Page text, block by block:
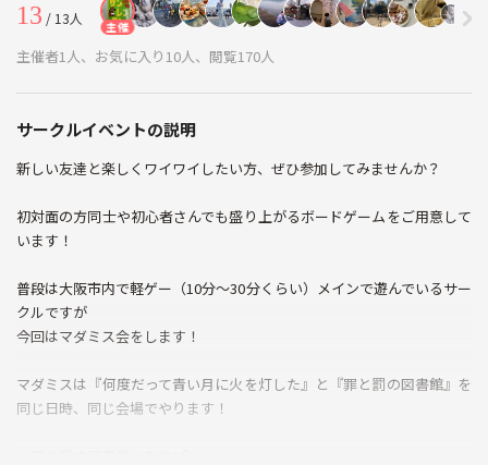
13 / 13人 主催
主催者1人、お気に入り10人、閲覧170人
サークルイベントの説明
新しい友達と楽しくワイワイしたい方、ぜひ参加してみませんか？
初対面の方同士や初心者さんでも盛り上がるボードゲームをご用意して
います！
普段は大阪市内で軽ゲー（10分〜30分くらい）メインで遊んでいるサー
クルですが
今回はマダミス会をします！
マダミスは『何度だって青い月に火を灯した』と『罪と罰の図書館』を
同じ日時、同じ会場でやります！